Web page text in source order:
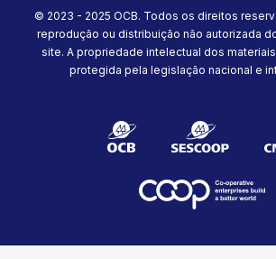
© 2023 - 2025 OCB. Todos os direitos
reprodução ou distribuição não autorizada
site. A propriedade intelectual dos
protegida pela legislação nacional e